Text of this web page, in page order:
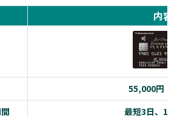
内容
55,000円（
最短3日、1